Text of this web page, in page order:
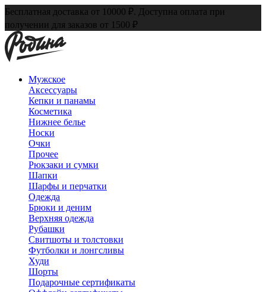
Бесплатная доставка от 10000 ₽. Доступна оплата при
получении для заказов от 1500 ₽
Мужское
Аксессуары
Кепки и панамы
Косметика
Нижнее белье
Носки
Очки
Прочее
Рюкзаки и сумки
Шапки
Шарфы и перчатки
Одежда
Брюки и деним
Верхняя одежда
Рубашки
Свитшоты и толстовки
Футболки и лонгсливы
Худи
Шорты
Подарочные сертификаты